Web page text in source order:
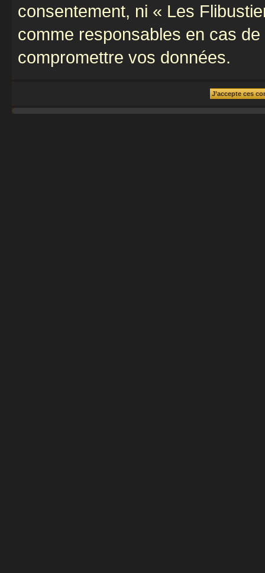
consentement, ni « Les
comme responsables en cas
compromettre vos données.